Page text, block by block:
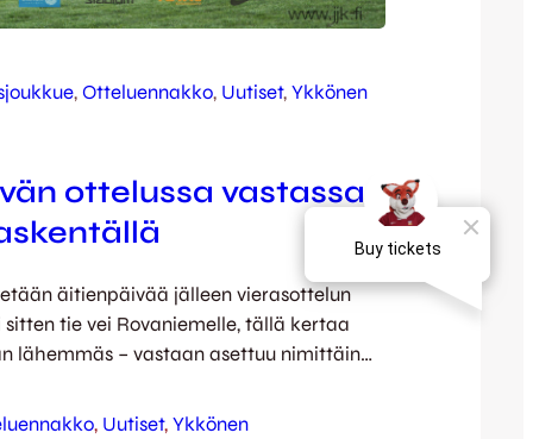
, Otteluennakko, Uutiset, Ykkönen
ottelussa vastassa
äitienpäivää jälleen vierasottelun
sitten tie vei Rovaniemelle, tällä kertaa
lähemmäs – vastaan asettuu nimittäin
nyt kauden kolmannesta
, Uutiset, Ykkönen